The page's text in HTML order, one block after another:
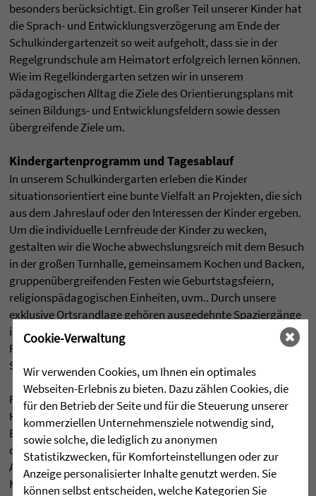
besonders berücksichtigt. Ein großer Teil unserer Kinder hat
die Sprach- und Entwicklungsverzögerung am Ende der
Schulkindergartenzeit so weit aufgeholt, dass sie in der
Regelgrundschule am Heimatort erfolgreich lernen können.
Wie im Regelkindergarten setzen wir in unserem
pädagogischen Alltag die Ziele des Orientierungsplans mit
seinen Bildungs- und Entwicklungsfeldern sowie dessen
übergreifende Ziele um.
Kindergartenprogramm und Tagesablauf
In unserem Schulkindergarten erleben die Kinder
situationsorientiert eine bunte Vielfalt an Projekten, die sich
aus dem Jahreslauf oder den Interessen der Kinder ergeben.
Um die individuelle Lernfreude der Kinder zu wecken,
gestalten wir die Woche abwechslungsreich mit dem Besuch
in der großen Turnhalle, gemeinsamem Kochen und Backen,
gruppenübergreifenden Festen wie Geburtstagsfeiern,
religionspädagogischen Einheiten, uvm.. Durch unsere
exklusive Ortsrandlage gehören ausgedehnte Spaziergänge
in die Natur wie in das angrenzende Pfrunger-Burgweiler
Ried ebenso zur beliebten Nachmittagsgestaltung wie das
Spielen auf unserem Spielplatz.
Regelmäßig wiederkehrende Strukturen geben den Kindern
Halt, Sicherheit und Orientierung und sind ein wichtiger
Bestandteil unserer pädagogischen Arbeit. Jeder Tag erhält
daher ein ähnliches Grundgerüst, wie das gemeinsame
Ankommen auf dem Pausenhof oder den täglichen
Morgenkreis mit der anschließenden Freispielzeit.
Cookie-Verwaltung
Wir verwenden Cookies, um Ihnen ein optimales
Webseiten-Erlebnis zu bieten. Dazu zählen Cookies, die
für den Betrieb der Seite und für die Steuerung unserer
kommerziellen Unternehmensziele notwendig sind,
sowie solche, die lediglich zu anonymen
Statistikzwecken, für Komforteinstellungen oder zur
Anzeige personalisierter Inhalte genutzt werden. Sie
können selbst entscheiden, welche Kategorien Sie